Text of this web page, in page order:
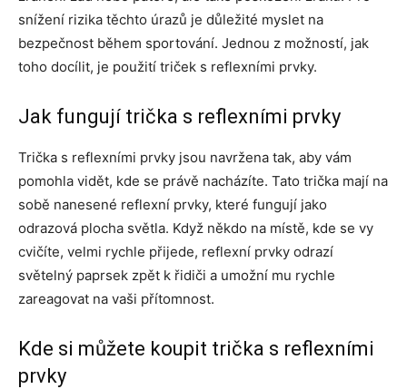
snížení rizika těchto úrazů je důležité myslet na
bezpečnost během sportování. Jednou z možností, jak
toho docílit, je použití triček s reflexními prvky.
Jak fungují trička s reflexními prvky
Trička s reflexními prvky jsou navržena tak, aby vám
pomohla vidět, kde se právě nacházíte. Tato trička mají na
sobě nanesené reflexní prvky, které fungují jako
odrazová plocha světla. Když někdo na místě, kde se vy
cvičíte, velmi rychle přijede, reflexní prvky odrazí
světelný paprsek zpět k řidiči a umožní mu rychle
zareagovat na vaši přítomnost.
Kde si můžete koupit trička s reflexními
prvky